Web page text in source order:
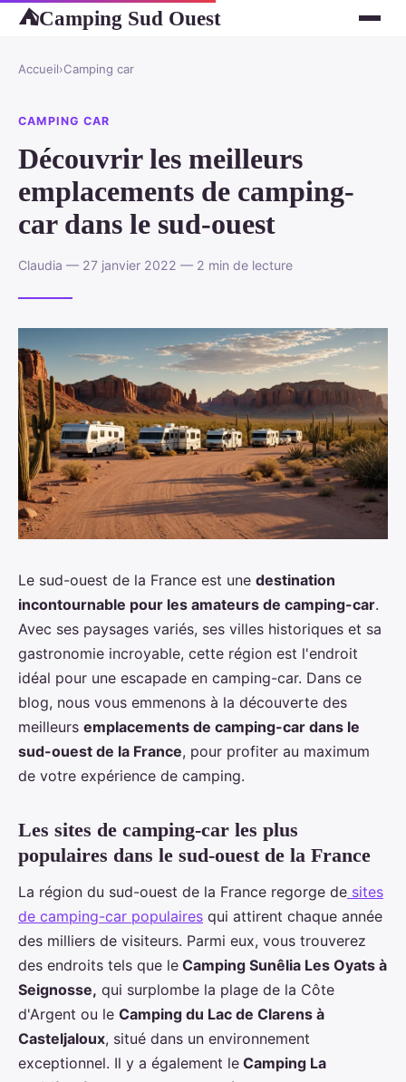
⛺Camping Sud Ouest
Accueil›Camping car
CAMPING CAR
Découvrir les meilleurs
emplacements de camping-
car dans le sud-ouest
Claudia — 27 janvier 2022 — 2 min de lecture
Le sud-ouest de la France est une destination
incontournable pour les amateurs de camping-car.
Avec ses paysages variés, ses villes historiques et sa
gastronomie incroyable, cette région est l'endroit
idéal pour une escapade en camping-car. Dans ce
blog, nous vous emmenons à la découverte des
meilleurs emplacements de camping-car dans le
sud-ouest de la France, pour profiter au maximum
de votre expérience de camping.
Les sites de camping-car les plus
populaires dans le sud-ouest de la France
La région du sud-ouest de la France regorge de sites
de camping-car populaires qui attirent chaque année
des milliers de visiteurs. Parmi eux, vous trouverez
des endroits tels que le Camping Sunêlia Les Oyats à
Seignosse, qui surplombe la plage de la Côte
d'Argent ou le Camping du Lac de Clarens à
Casteljaloux, situé dans un environnement
exceptionnel. Il y a également le Camping La